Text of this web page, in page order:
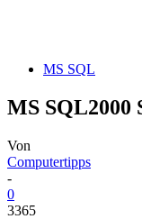
MS SQL
MS SQL2000
Von
Computertipps
-
0
3365